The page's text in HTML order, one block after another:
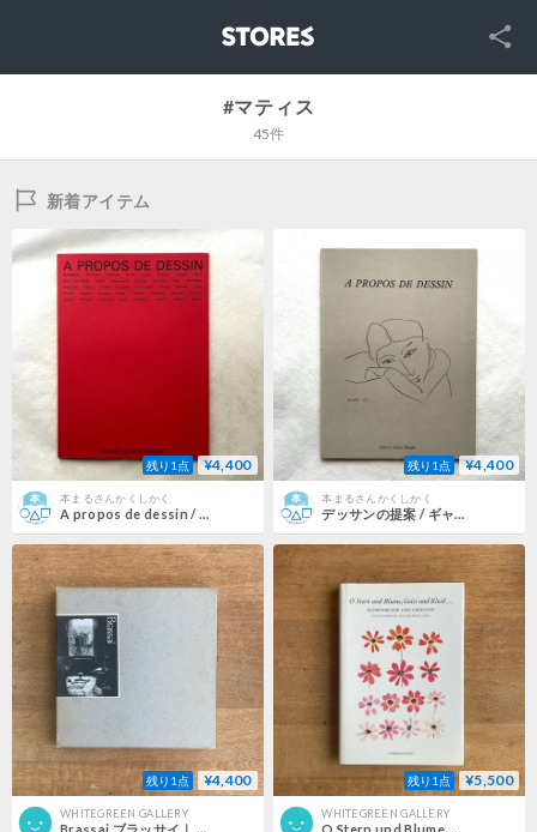
SNS
#マティス
45件
新着アイテム
残り1点 ¥4,400
本まるさんかくしかく
A propos de dessin / Frank Maubert
残り1点 ¥4,400
本まるさんかくしかく
デッサンの提案 / ギャラリーアドリアンマーグ
残り1点 ¥4,400
WHITEGREEN GALLERY
残り1点 ¥5,500
WHITEGREEN GALLERY